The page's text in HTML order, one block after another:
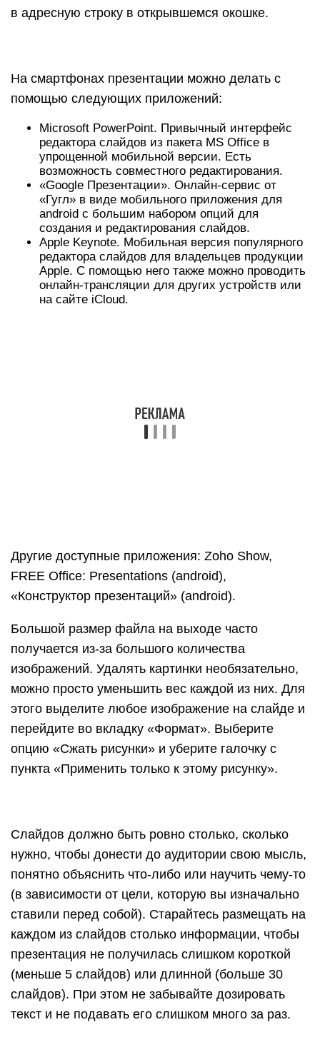
Другие доступные приложения: Zoho Show,
FREE Office: Presentations (android),
«Конструктор презентаций» (android).
Большой размер файла на выходе часто
получается из-за большого количества
изображений. Удалять картинки необязательно,
можно просто уменьшить вес каждой из них. Для
этого выделите любое изображение на слайде и
перейдите во вкладку «Формат». Выберите
опцию «Сжать рисунки» и уберите галочку с
понятно объяснить что-либо или научить чему-то
(в зависимости от цели, которую вы изначально
текст и не подавать его слишком много за раз.
элементов SmartArt, которые можно найти на
вкладке «Вставка».
Кроме того, схемы можно создавать с нуля с
помощью доступных в редакторе фигур.
Если презентация готовится учеником или
студентом, нужно на титульном листе указать
информацию о себе, своей работе и